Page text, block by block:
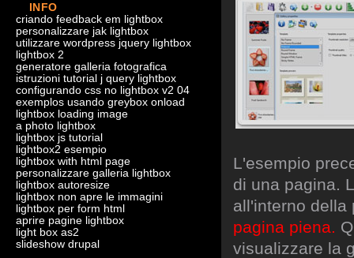
INFO
criando feedback em lightbox
personalizzare jak lightbox
utilizzare wordpress jquery lightbox
lightbox 2
generatore galleria fotografica
istruzioni tutorial j query lightbox
configurando css no lightbox v2 04
exemplos usando greybox onload
lightbox loading image
a photo lightbox
lightbox js tutorial
lightbox2 esempio
lightbox with html page
personalizzare galleria lightbox
lightbox autoresize
lightbox non apre le immagini
lightbox per form html
aprire pagine lightbox
light box as2
slideshow drupal
L'esempio
di una pagina.
all'interno
pagina piena.
visualizzare la